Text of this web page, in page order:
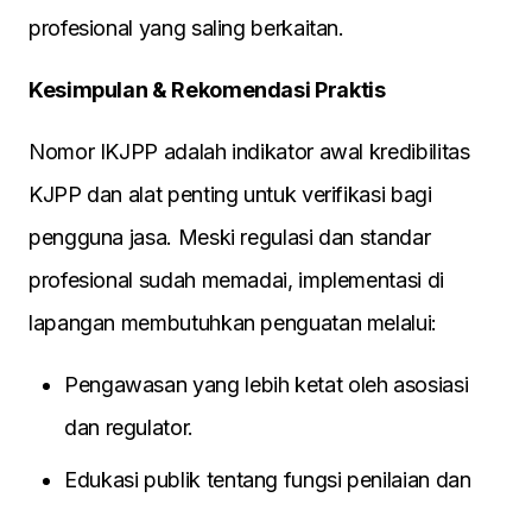
profesional yang saling berkaitan.
Kesimpulan & Rekomendasi Praktis
Nomor IKJPP adalah indikator awal kredibilitas
KJPP dan alat penting untuk verifikasi bagi
pengguna jasa. Meski regulasi dan standar
profesional sudah memadai, implementasi di
lapangan membutuhkan penguatan melalui:
Pengawasan yang lebih ketat oleh asosiasi
dan regulator.
Edukasi publik tentang fungsi penilaian dan